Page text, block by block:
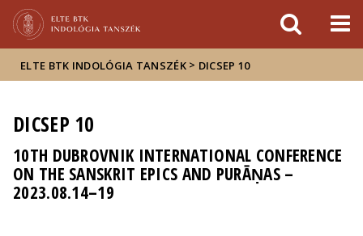
sajtóban
ELTE BTK INDOLÓGIA TANSZÉK > DICSEP 10
DICSEP 10
10TH DUBROVNIK INTERNATIONAL CONFERENCE
ON THE SANSKRIT EPICS AND PURĀṆAS –
2023.08.14–19